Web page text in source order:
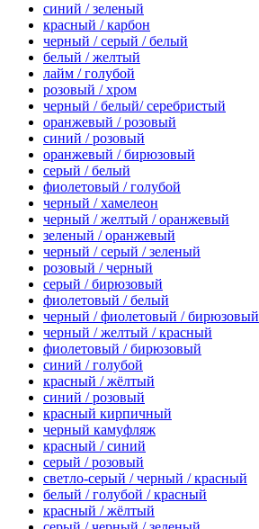
синий / зеленый
красный / карбон
черный / серый / белый
белый / желтый
лайм / голубой
розовый / хром
черный / белый/ серебристый
оранжевый / розовый
синий / розовый
оранжевый / бирюзовый
серый / белый
фиолетовый / голубой
черный / хамелеон
черный / желтый / оранжевый
зеленый / оранжевый
черный / серый / зеленый
розовый / черный
серый / бирюзовый
фиолетовый / белый
черный / фиолетовый / бирюзовый
черный / желтый / красный
фиолетовый / бирюзовый
синий / голубой
красный / жёлтый
синий / розовый
красный кирпичный
черный камуфляж
красный / синий
серый / розовый
светло-серый / черный / красный
белый / голубой / красный
красный / жёлтый